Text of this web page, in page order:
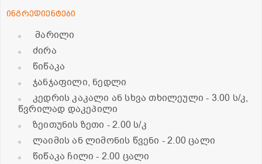
ინგრედიენტები
მარილი
ძირა
წიწაკა
ჯანჯაფილი, ნედლი
კედრის კაკალი ან სხვა თხილეული- 3.00 ს/კ,
წვრილად დაკეპილი
ზეითუნის ზეთი - 2.00 ს/კ
ლაიმის ან ლიმონის წვენი - 2.00 ცალი
წიწაკა ჩილი- 2.00 ცალი